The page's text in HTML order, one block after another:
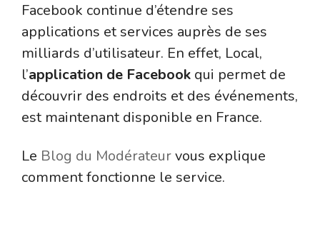
Facebook continue d’étendre ses
applications et services auprès de ses
milliards d’utilisateur. En effet, Local,
l’application de Facebook qui permet de
découvrir des endroits et des événements,
est maintenant disponible en France.
Le Blog du Modérateurvous explique
comment fonctionne le service.